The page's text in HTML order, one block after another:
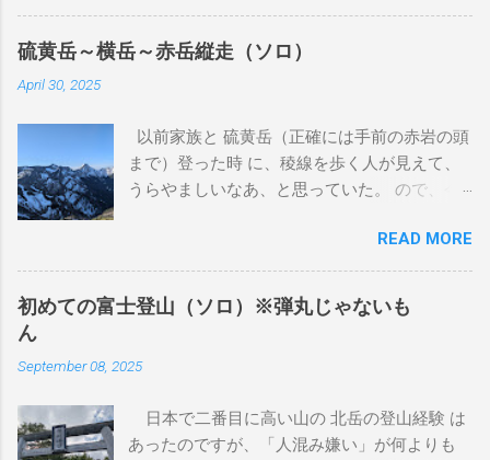
たため、その頃の獣医に処方を聞きました。
前回と同じように引っ込むと思うが、大きく
なるようだったら相談してということでし
た。 この獣医さんは、来月廃業するとのこと
だったので、紹介状を書いてもらいました。
2024年 7月 おできが大きくなってきているの
ました。そちらでも、良性とも悪性ともわか
らず、巴が15歳（人間で言うと83歳）なの
で、手術に伴う麻酔の体への負担を気にされ
く、よく食べ、うんちも健康そのものでし
た。夏場は流石に暑いので、バテ気味でした
硫黄岳～横岳～赤岳縦走（ソロ）
April 30, 2025
以前家族と 硫黄岳（正確には手前の赤岩の頭
まで）登った時 に、稜線を歩く人が見えて、
うらやましいなあ、と思っていた。 ので、今
キャンする日の前日に、ソロで小屋泊して、
稜線歩きをすることにしました。 1日目 登山
口まで 地元駅早朝に出て、東京駅から佐久平
まで北陸新幹線で行き、JR小海線で小海駅ま
ん。平日の朝だったため、通学の高校生でい
ん違います。何が違うのかと言うと、乗車し
てくる生徒全てが互いのことを知っていて、
READ MORE
初めての富士登山（ソロ）※弾丸じゃないも
ん
September 08, 2025
日本で二番目に高い山の 北岳の登山経験 は
あったのですが、「人混み嫌い」が何よりも